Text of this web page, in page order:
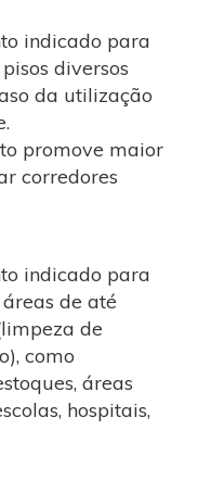
indicado para
diversos
da utilização
promove maior
corredores
indicado para
de até
de
como
áreas
hospitais,